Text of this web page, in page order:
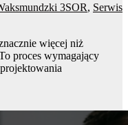
3SOR, Serwis
więcej niż
proces wymagający